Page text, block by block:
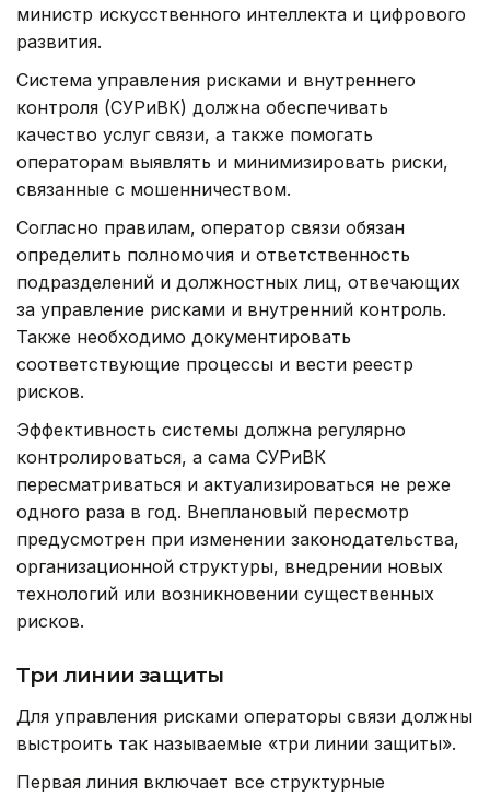
министр искусственного интеллекта и цифрового
развития.
Система управления рисками и внутреннего
контроля (СУРиВК) должна обеспечивать
качество услуг связи, а также помогать
операторам выявлять и минимизировать риски,
связанные с мошенничеством.
Согласно правилам, оператор связи обязан
определить полномочия и ответственность
подразделений и должностных лиц, отвечающих
за управление рисками и внутренний контроль.
Также необходимо документировать
соответствующие процессы и вести реестр
рисков.
Эффективность системы должна регулярно
контролироваться, а сама СУРиВК
пересматриваться и актуализироваться не реже
одного раза в год. Внеплановый пересмотр
предусмотрен при изменении законодательства,
организационной структуры, внедрении новых
технологий или возникновении существенных
рисков.
Три линии защиты
Для управления рисками операторы связи должны
выстроить так называемые «три линии защиты».
Первая линия включает все структурные